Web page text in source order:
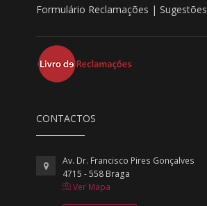
Formulário Reclamações |
CONTACTOS
Av. Dr. Francisco Pires Gonçalves
4715 - 558 Braga
Ver Mapa